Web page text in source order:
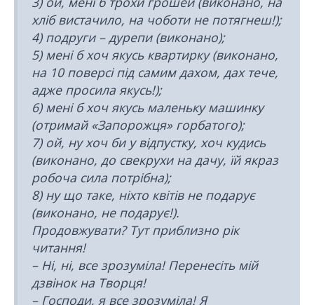
хліб вистачило, на чоботи не потягнеш!);
4) подруги – дурепи (виконано);
5) мені б хоч якусь квартирку (виконано,
на 10 поверсі під самим дахом, дах тече,
адже просила якусь!);
6) мені б хоч якусь маленьку машинку
(отримай «Запорожця» горбатого);
7) ой, ну хоч би у відпустку, хоч кудись
(виконано, до свекрухи на дачу, їй якраз
робоча сила потрібна);
8) ну що таке, ніхто квітів не подарує
(виконано, не подарує!).
Продовжувати? Тут приблизно рік
читання!
– Ні, ні, все зрозуміла! Перенесіть мій
дзвінок на Творця!
– Господи, я все зрозуміла! Я